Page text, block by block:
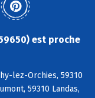
est proche
lez-Orchies, 59310
59310 Landas,